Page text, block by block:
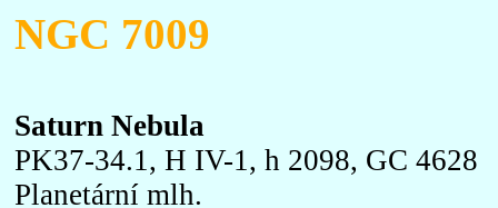
NGC 7009
Saturn Nebula
PK37-34.1, H IV-1, h 2098, GC 4628
Planetární mlh.